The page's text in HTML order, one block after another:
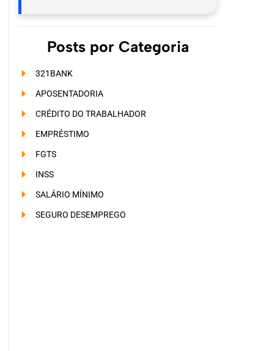
Posts por Categoria
321BANK
APOSENTADORIA
CRÉDITO DO TRABALHADOR
EMPRÉSTIMO
FGTS
INSS
SALÁRIO MÍNIMO
SEGURO DESEMPREGO